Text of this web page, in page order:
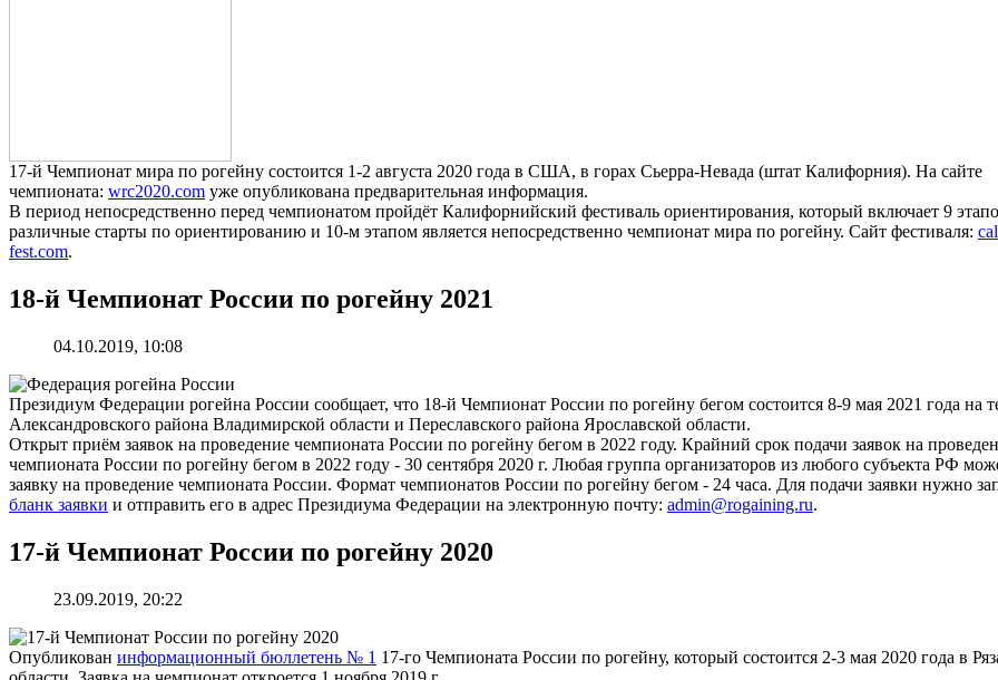
17-й Чемпионат мира по рогейну состоится 1-2 августа 2020 года в США, в горах Сьерра-Невада (штат Калифорния). На сайте
чемпионата: wrc2020.com уже опубликована предварительная информация.
В период непосредственно перед чемпионатом пройдёт Калифорнийский фестиваль ориентирования, который включает 9
различные старты по ориентированию и 10-м этапом является непосредственно чемпионат мира по рогейну. Сайт фестиваля:
fest.com.
18-й Чемпионат России по рогейну 2021
04.10.2019, 10:08
Президиум Федерации рогейна России сообщает, что 18-й Чемпионат России по рогейну бегом состоится 8-9 мая 2021 года на
Александровского района Владимирской области и Переславского района Ярославской области.
Открыт приём заявок на проведение чемпионата России по рогейну бегом в 2022 году. Крайний срок подачи заявок на
чемпионата России по рогейну бегом в 2022 году - 30 сентября 2020 г. Любая группа организаторов из любого субъекта РФ
заявку на проведение чемпионата России. Формат чемпионатов России по рогейну бегом - 24 часа. Для подачи заявки нужно
бланк заявки и отправить его в адрес Президиума Федерации на электронную почту: admin@rogaining.ru.
17-й Чемпионат России по рогейну 2020
23.09.2019, 20:22
Опубликован информационный бюллетень № 1 17-го Чемпионата России по рогейну, который состоится 2-3 мая 2020 года в